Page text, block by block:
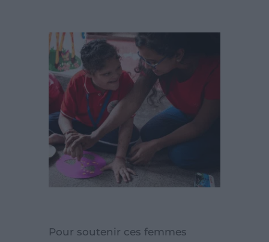
Pour soutenir ces femmes